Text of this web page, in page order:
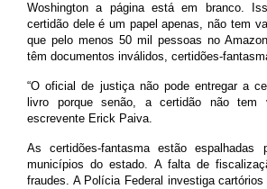
Woshington a página estáem branco.
certidão dele é um papel apenas, não tem
que pelo menos 50 mil pessoas no
têm documentos inválidos, certidões-
“O oficial de justiça não pode entregar a
livro porque senão, a certidão não tem
escrevente Erick Paiva.
As certidões-fantasma estão espalhadas
municípios do estado. A falta de
fraudes. A Polícia Federal investiga